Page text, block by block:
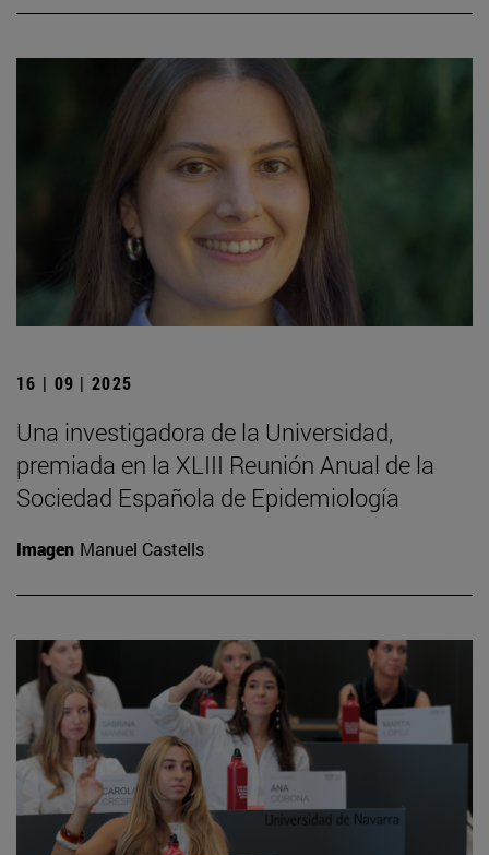
16 | 09 | 2025
Una investigadora de la Universidad,
premiada en la XLIII Reunión Anual de la
Sociedad Española de Epidemiología
Imagen Manuel Castells